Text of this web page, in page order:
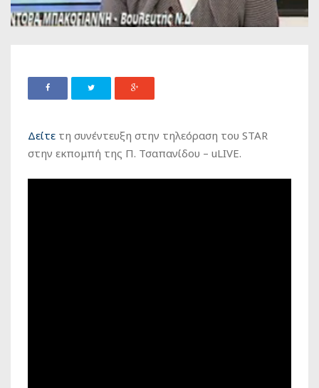
Δείτε τη συνέντευξη στην τηλεόραση του STAR
στην εκπομπή της Π. Τσαπανίδου – uLIVE.